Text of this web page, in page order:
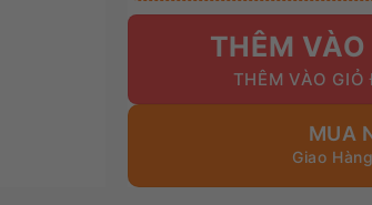
là:
3.250.000₫.
tại
2.350.000₫.
THÊM
MUA